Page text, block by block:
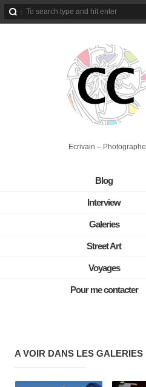
Ecrivain – Photographe
Blog
Interview
Galeries
Street Art
Voyages
Pour me contacter
A VOIR DANS LES GALERIES